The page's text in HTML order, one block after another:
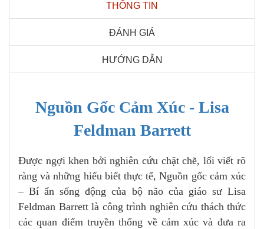
THÔNG TIN
ĐÁNH GIÁ
HƯỚNG DẪN
Nguồn Gốc Cảm Xúc - Lisa
Feldman Barrett
Được ngợi khen bởi nghiên cứu chặt chẽ, lối viết rõ
ràng và những hiểu biết thực tế, Nguồn gốc cảm xúc
– Bí ẩn sống động của bộ não của giáo sư Lisa
Feldman Barrett là công trình nghiên cứu thách thức
các quan điểm truyền thống về cảm xúc và đưa ra